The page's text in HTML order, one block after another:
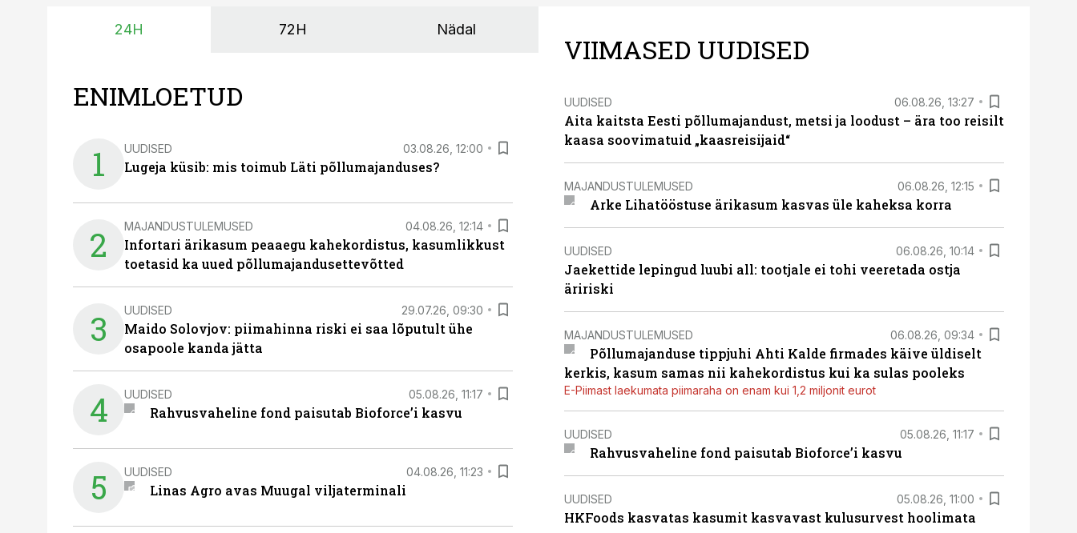
24H 72H Nädal
ENIMLOETUD
1 UUDISED 03.08.26, 12:00
Lugeja küsib: mis toimub Läti põllumajanduses?
2 MAJANDUSTULEMUSED 04.08.26, 12:14
Infortari ärikasum peaaegu kahekordistus, kasumlikkust
toetasid ka uued põllumajandusettevõtted
3 UUDISED 29.07.26, 09:30
Maido Solovjov: piimahinna riski ei saa lõputult ühe
osapoole kanda jätta
4 UUDISED 05.08.26, 11:17
Rahvusvaheline fond paisutab Bioforce’i kasvu
5 UUDISED 04.08.26, 11:23
Linas Agro avas Muugal viljaterminali
VIIMASED UUDISED
UUDISED 06.08.26, 13:27
Aita kaitsta Eesti põllumajandust, metsi ja loodust – ära too reisilt
kaasa soovimatuid „kaasreisijaid“
MAJANDUSTULEMUSED 06.08.26, 12:15
Arke Lihatööstuse ärikasum kasvas üle kaheksa korra
UUDISED 06.08.26, 10:14
Jaekettide lepingud luubi all: tootjale ei tohi veeretada ostja
äririski
MAJANDUSTULEMUSED 06.08.26, 09:34
Põllumajanduse tippjuhi Ahti Kalde firmades käive üldiselt
kerkis, kasum samas nii kahekordistus kui ka sulas pooleks
E-Piimast laekumata piimaraha on enam kui 1,2 miljonit eurot
UUDISED 05.08.26, 11:17
Rahvusvaheline fond paisutab Bioforce’i kasvu
UUDISED 05.08.26, 11:00
HKFoods kasvatas kasumit kasvavast kulusurvest hoolimata